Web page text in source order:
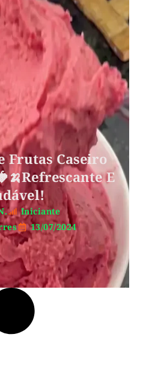
Frutas Caseiro
E
Iniciante
13/07/2024